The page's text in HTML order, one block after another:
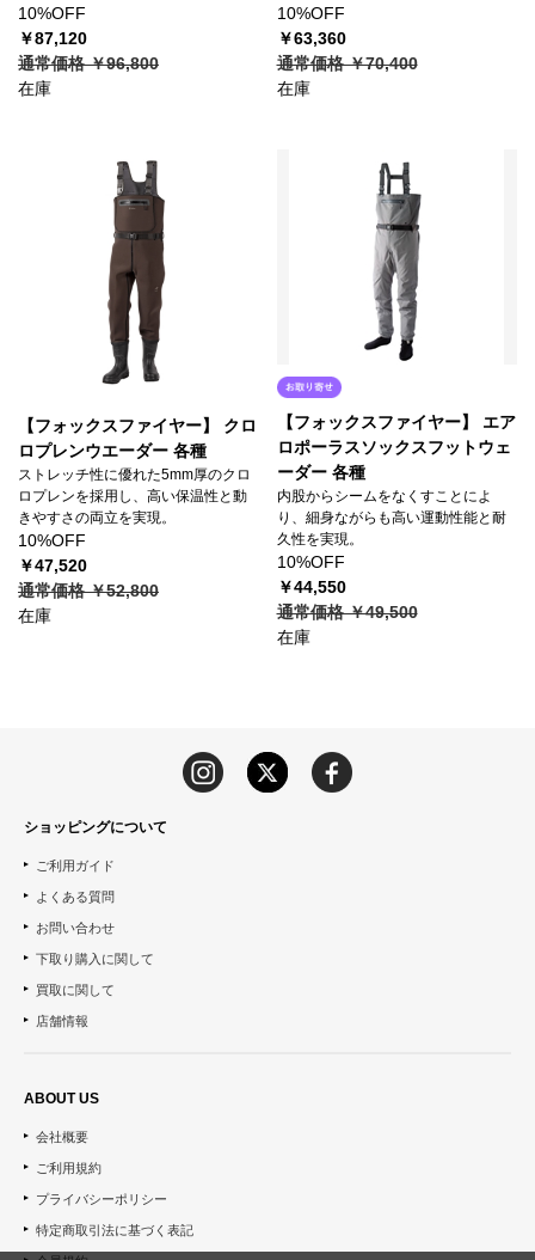
10%OFF
￥87,120
通常価格 ￥96,800
在庫
10%OFF
￥63,360
通常価格 ￥70,400
在庫
【フォックスファイヤー】 クロ
ロプレンウエーダー 各種
ストレッチ性に優れた5mm厚のクロ
ロプレンを採用し、高い保温性と動
きやすさの両立を実現。
10%OFF
￥47,520
通常価格 ￥52,800
在庫
【フォックスファイヤー】 エア
ロポーラスソックスフットウェ
ーダー 各種
内股からシームをなくすことによ
り、細身ながらも高い運動性能と耐
久性を実現。
10%OFF
￥44,550
通常価格 ￥49,500
在庫
ショッピングについて
ご利用ガイド
よくある質問
お問い合わせ
下取り購入に関して
買取に関して
店舗情報
ABOUT US
会社概要
ご利用規約
プライバシーポリシー
特定商取引法に基づく表記